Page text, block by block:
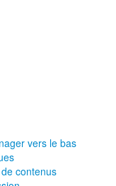
vers le bas
contenus